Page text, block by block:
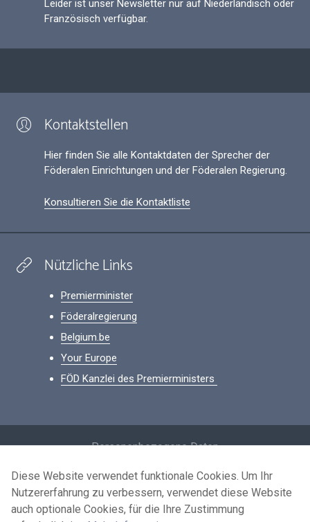
Leider ist unser Newsletter nur auf Niederländisch oder
Französisch verfügbar.
Kontaktstellen
Hier finden Sie alle Kontaktdaten der Sprecher der
Föderalen Einrichtungen und der Föderalen Regierung.
Konsultieren Sie die Kontaktliste
Nützliche Links
Premierminister
Föderalregierung
Belgium.be
Your Europe
FÖD Kanzlei des Premierministers
Personenbezogene Daten
Bedingungen für die Wiederverwendung
Kontaktieren Sie uns
Diese Website verwendet funktionale Cookies. Um Ihr
Nutzererfahrung zu verbessern, verwendet diese Website
auch optionale Cookies, für die Ihre Zustimmung